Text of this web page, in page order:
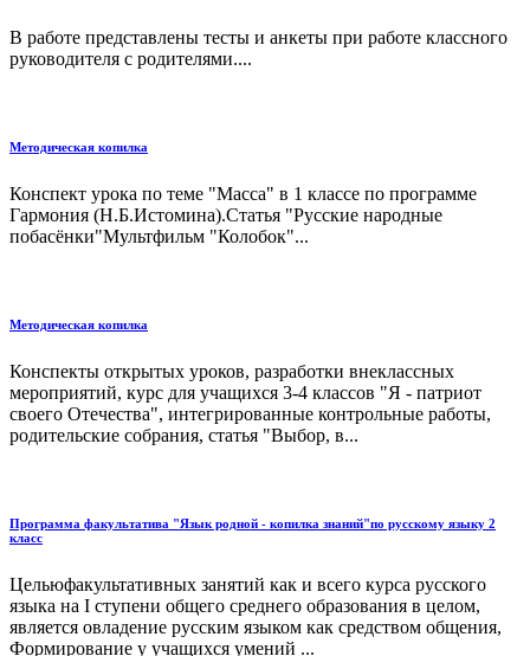
В работе представлены тесты и анкеты при работе классного
руководителя с родителями....
Методическая копилка
Конспект урока по теме "Масса" в 1 классе по программе
Гармония (Н.Б.Истомина).Статья "Русские народные
побасёнки"Мультфильм "Колобок"...
Методическая копилка
Конспекты открытых уроков, разработки внеклассных
мероприятий, курс для учащихся 3-4 классов "Я - патриот
своего Отечества", интегрированные контрольные работы,
родительские собрания, статья "Выбор, в...
Программа факультатива "Язык родной - копилка знаний"по русскому языку 2
класс
Цельюфакультативных занятий как и всего курса русского
языка на I ступени общего среднего образования в целом,
является овладение русским языком как средством общения,
Формирование у учащихся умений ...